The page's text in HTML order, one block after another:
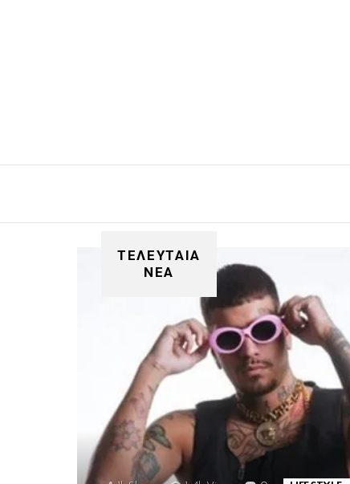
ΤΕΛΕΥΤΑΙΑ
ΝΕΑ